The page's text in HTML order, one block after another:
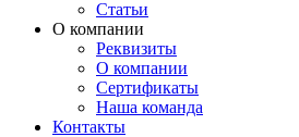
Статьи
О компании
Реквизиты
О компании
Сертификаты
Наша команда
Контакты